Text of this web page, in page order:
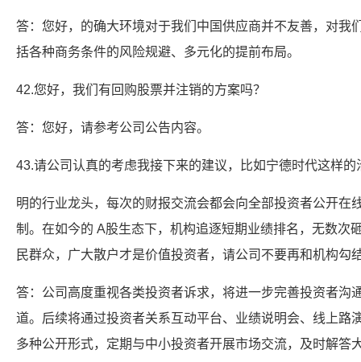
答：您好，的确大环境对于我们中国供应商并不友善，对我
括各种商务条件的风险规避、多元化的提前布局。
42.您好，我们有回购股票并注销的方案吗？
答：您好，请参考公司公告内容。
43.请公司认真的考虑我接下来的建议，比如宁德时代这样的
明的行业龙头，每次的财报交流会都会向全部投资者公开在
制。在如今的 A股生态下，机构追逐短期业绩排名，无数次
民群众，广大散户才是价值投资者，请公司不要再和机构勾
答：公司高度重视各类投资者诉求，将进一步完善投资者沟
道。后续将通过投资者关系互动平台、业绩说明会、线上路
多种公开形式，定期与中小投资者开展市场交流，及时解答